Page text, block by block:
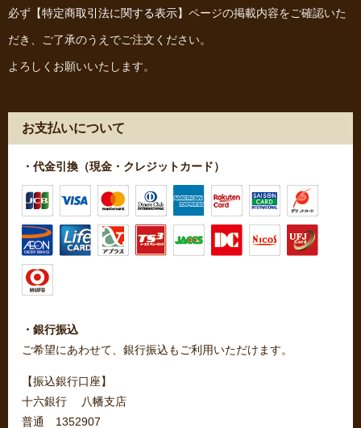
必ず 【特定商取引法に関する表示】 ページの掲載内容をご確認いた
だき、ご了承のうえでご注文ください。
よろしくお願いいたします。
お支払いについて
・代金引換（現金・クレジットカード）
・銀行振込
ご希望にあわせて、銀行振込もご利用いただけます。
【振込銀行口座】
十六銀行 八幡支店
普通 1352907